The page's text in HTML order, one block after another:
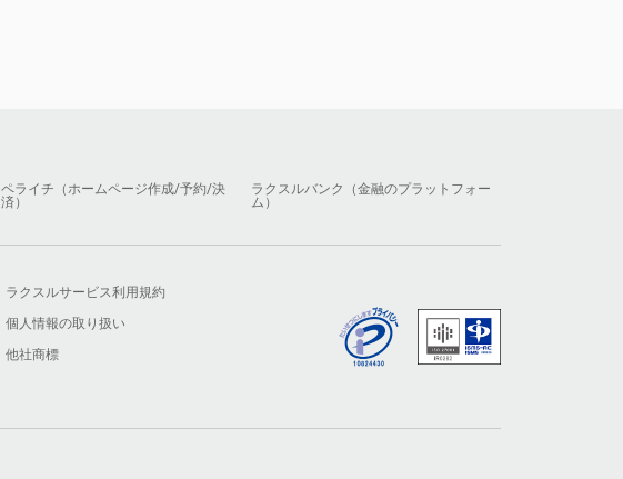
ペライチ（ホームページ作成/予約/決
済）
ラクスルバンク（金融のプラットフォー
ム）
ラクスルサービス利用規約
個人情報の取り扱い
他社商標